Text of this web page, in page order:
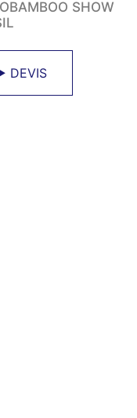
SHOW
DEVIS